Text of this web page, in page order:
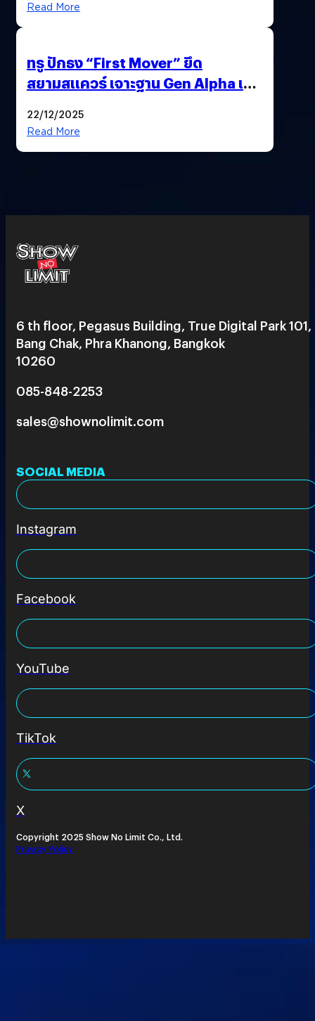
Read More
ทรู ปักธง “First Mover” ยึด
สยามสแควร์ เจาะฐาน Gen Alpha เมื่อ
ยุคถัดไป
22/12/2025
Read More
6 th floor, Pegasus Building, True Digital Park 101,
Bang Chak, Phra Khanong, Bangkok
10260
085-848-2253
sales@shownolimit.com
SOCIAL MEDIA
Instagram
Facebook
YouTube
TikTok
X
Copyright 2025 Show No Limit Co., Ltd.
Privacy Policy